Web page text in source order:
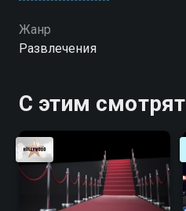
Жанр
Развлечения
С этим смотрят